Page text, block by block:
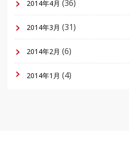
2014年4月 (36)
2014年3月 (31)
2014年2月 (6)
2014年1月 (4)